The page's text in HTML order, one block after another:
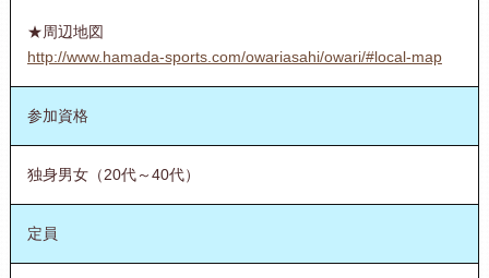
★周辺地図
http://www.hamada-sports.com/owariasahi/owari/#local-map
参加資格
独身男女（20代～40代）
定員